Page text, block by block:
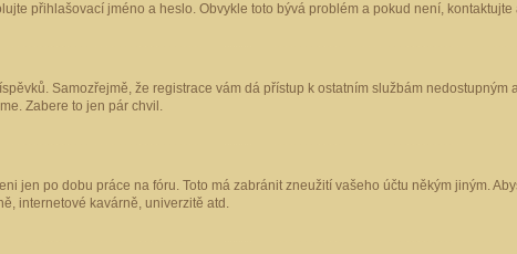
přihlašovací jméno a heslo. Obvykle toto bývá problém a pokud není,
Samozřejmě, že registrace vám dá přístup k ostatním službám
Zabere to jen pár chvil.
jen po dobu práce na fóru. Toto má zabránit zneužití vašeho účtu někým jiným.
internetové kavárně, univerzitě atd.